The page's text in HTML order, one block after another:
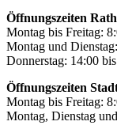
Öffnungszeiten
Montag bis Freitag:
Montag und
Donnerstag: 14:00
Öffnungszeiten
Montag bis Freitag:
Montag, Dienstag